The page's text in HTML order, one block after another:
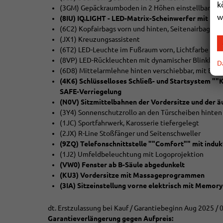
(3GM) Gepäckraumboden in 2 Höhen einstellbar,
(8IU) IQ.LIGHT - LED-Matrix-Scheinwerfer mit
(6C2) Kopfairbags vorn und hinten, Seitenairbags
(JX1) Kreuzungsassistent
(6T2) LED-Leuchte im Fußraum vorn, Lichtfarbe
(8VP) LED-Rückleuchten mit dynamischer
(6D8) Mittelarmlehne hinten verschiebbar, mit
(4K6) Schlüsselloses Schließ- und Startsystem
SAFE-Verriegelung
(N0V) Sitzmittelbahnen der Vordersitze und der
(3Y4) Sonnenschutzrollo an den Türscheiben hinten
(1JC) Sportfahrwerk, Karosserie tiefergelegt
(2JX) R-Line Stoßfänger und Seitenschweller
(9ZQ) Telefonschnittstelle ""Comfort"" mit
(1J2) Umfeldbeleuchtung mit Logoprojektion
(VW0) Fenster ab B-Säule abgedunkelt
(KU3) Vordersitze mit Massageprogrammen
(3IA) Sitzeinstellung vorne elektrisch mit
dt. Erstzulassung bei Kauf / Garantiebeginn Aug 2025 /
Garantieverlängerung gegen Aufpreis: